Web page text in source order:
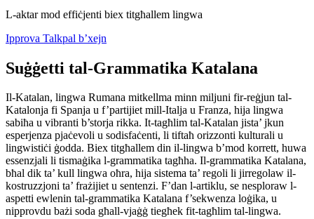
L-aktar mod effiċjenti biex titgħallem lingwa
Ipprova Talkpal b’xejn
Suġġetti tal-Grammatika Katalana
Il-Katalan, lingwa Rumana mitkellma minn miljuni fir-reġjun tal-
Katalonja fi Spanja u f’partijiet mill-Italja u Franza, hija lingwa
sabiħa u vibranti b’storja rikka. It-tagħlim tal-Katalan jista’ jkun
esperjenza pjaċevoli u sodisfaċenti, li tiftaħ orizzonti kulturali u
lingwistiċi ġodda. Biex titgħallem din il-lingwa b’mod korrett, huwa
essenzjali li tismaġika l-grammatika tagħha. Il-grammatika Katalana,
bħal dik ta’ kull lingwa oħra, hija sistema ta’ regoli li jirregolaw il-
kostruzzjoni ta’ frażijiet u sentenzi. F’dan l-artiklu, se nesploraw l-
aspetti ewlenin tal-grammatika Katalana f’sekwenza loġika, u
nipprovdu bażi soda għall-vjaġġ tiegħek fit-tagħlim tal-lingwa.